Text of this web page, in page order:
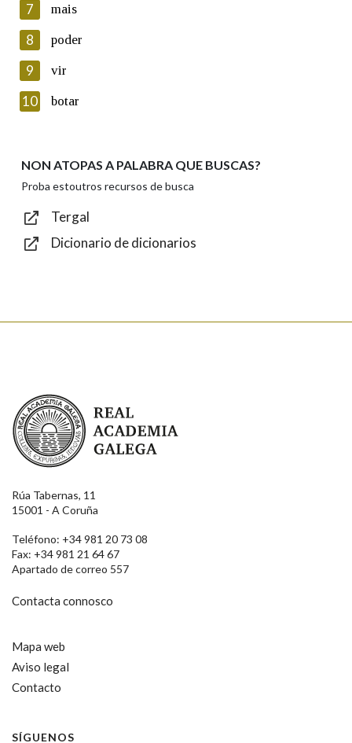
seus datos poñéndose en contacto connosco.
Lin e acepto as condicións da política de
Introduce o código que aparece na imaxe:
Texto de verificación
7 mais
8 poder
9 vir
10 botar
NON ATOPAS A PALABRA QUE BUSCAS?
Proba estoutros recursos de busca
Tergal
Dicionario de dicionarios
Real Academia Galega
Rúa Tabernas, 11
15001 - A Coruña
Teléfono: +34 981 20 73 08
Fax: +34 981 21 64 67
Apartado de correo 557
Contacta connosco
Mapa web
Aviso legal
Contacto
SÍGUENOS